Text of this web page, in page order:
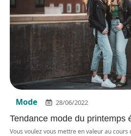
Mode 28/06/2022
Tendance mode du printemps
Vous voulez vous mettre en valeur au